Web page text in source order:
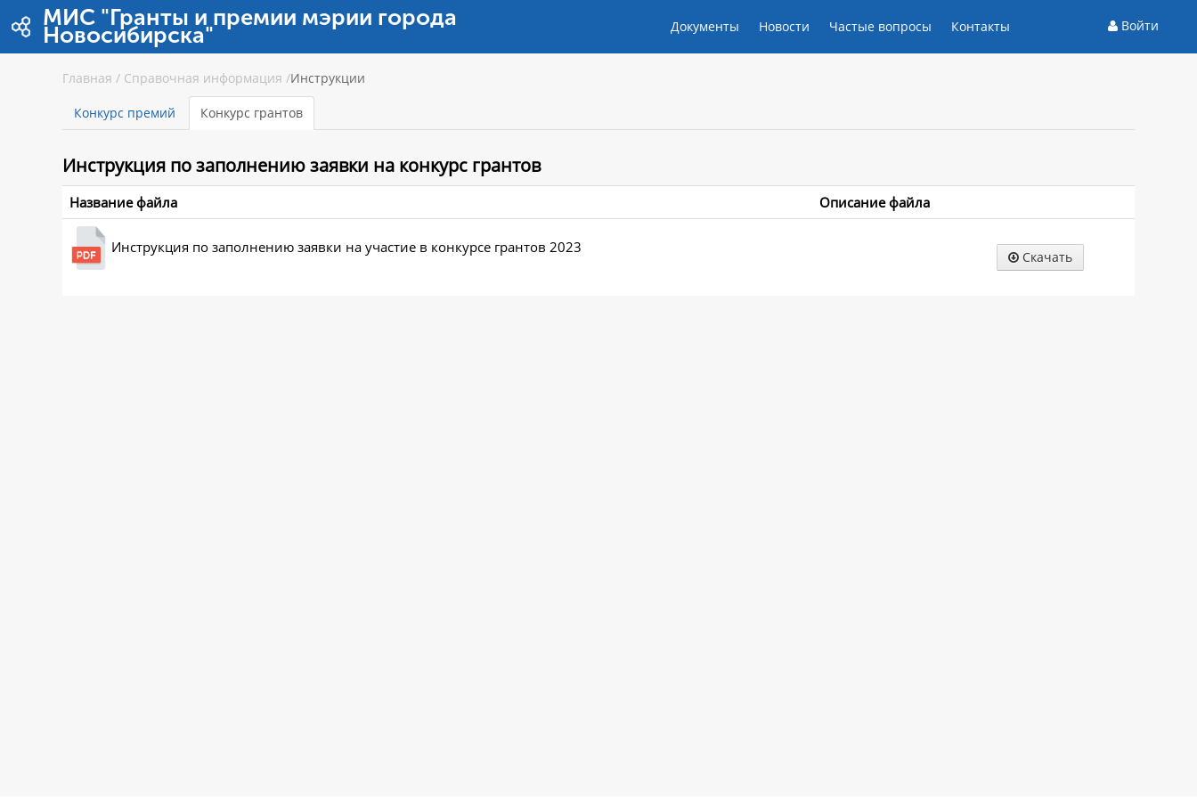
Перейти к содержимому
МИС "Гранты и премии мэрии города
Новосибирска" Документы Новости Частые вопросы Контакты Войти
Главная / Справочная информация /Инструкции
Конкурс премий Конкурс грантов
Инструкция по заполнению заявки на конкурс грантов
Название файла Описание файла
Инструкция по заполнению заявки на участие в конкурсе грантов 2023
Скачать